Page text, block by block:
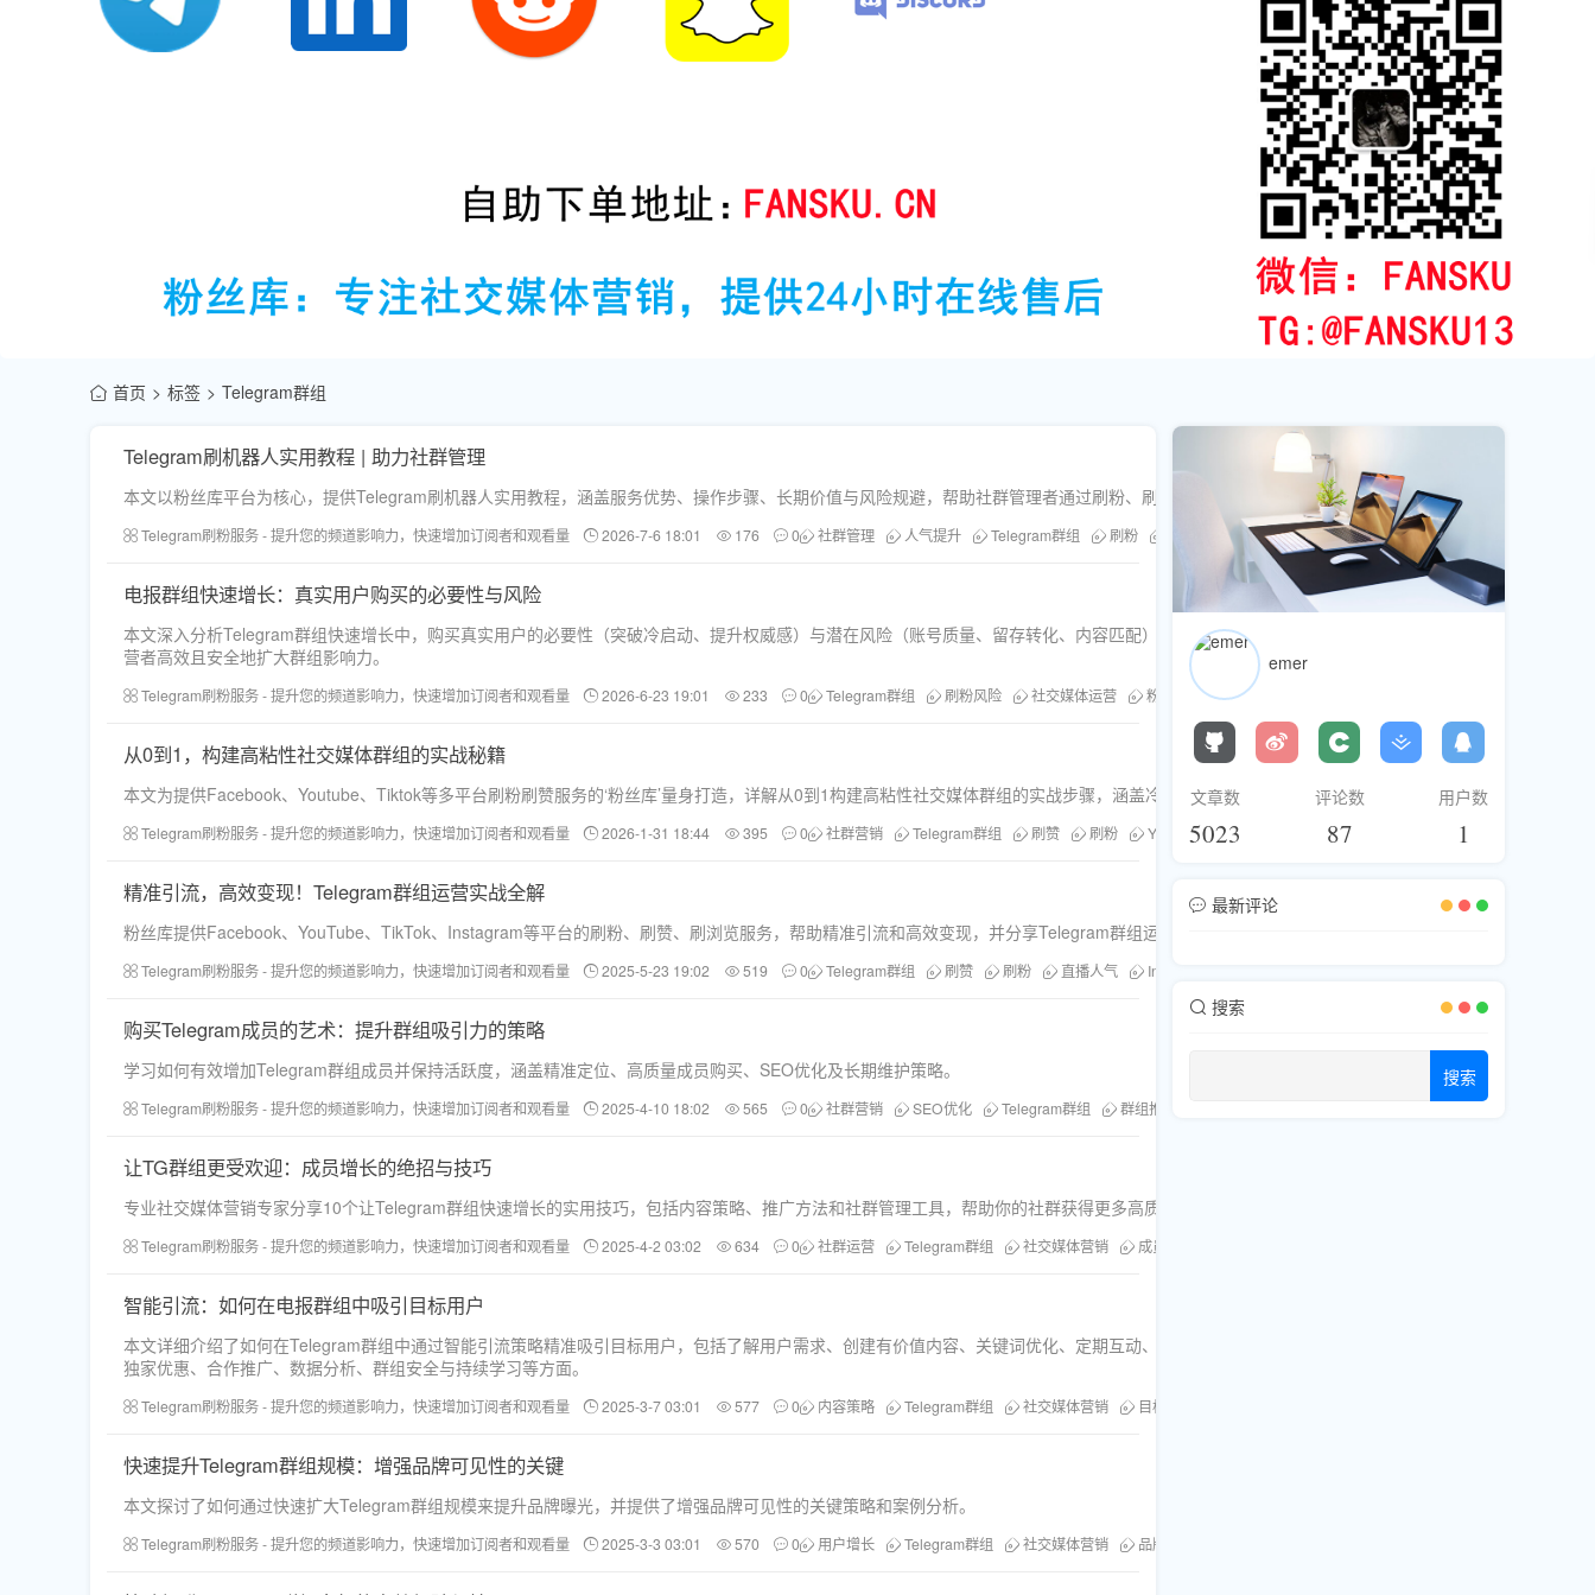
首页 标签 Telegram群组
Telegram刷机器人实用教程 | 助力社群管理
本文以粉丝库平台为核心，提供Telegram刷机器人实用教程，涵盖服务优势、操作步骤、长期价值与风险规避，帮助社群管理者通过刷粉、刷赞、刷浏览等业务高效提升人气与活跃度。
Telegram刷粉服务 - 提升您的频道影响力，快速增加订阅者和观看量 2026-7-6 18:01 176 0 社群管理 人气提升 Telegram群组 刷粉 刷浏览 刷点赞 Telegram服务
电报群组快速增长：真实用户购买的必要性与风险
本文深入分析Telegram群组快速增长中，购买真实用户的必要性（突破冷启动、提升权威感）与潜在风险（账号质量、留存转化、内容匹配）。结合粉丝库平台的专业服务，提供分阶段实操策略与风
营者高效且安全地扩大群组影响力。
Telegram刷粉服务 - 提升您的频道影响力，快速增加订阅者和观看量 2026-6-23 19:01 233 0 Telegram群组 刷粉风险 社交媒体运营 粉丝库 Telegram刷粉
从0到1，构建高粘性社交媒体群组的实战秘籍
本文为提供Facebook、Youtube、Tiktok等多平台刷粉刷赞服务的‘粉丝库’量身打造，详解从0到1构建高粘性社交媒体群组的实战步骤，涵盖冷启动、内容规划、互动激活与商业闭环，助力将流量服务
Telegram刷粉服务 - 提升您的频道影响力，快速增加订阅者和观看量 2026-1-31 18:44 395 0 社群营销 Telegram群组 刷赞 刷粉 YouTube增长 Twitter推广
精准引流，高效变现！Telegram群组运营实战全解
粉丝库提供Facebook、YouTube、TikTok、Instagram等平台的刷粉、刷赞、刷浏览服务，帮助精准引流和高效变现，并分享Telegram群组运营实战技巧。
Telegram刷粉服务 - 提升您的频道影响力，快速增加订阅者和观看量 2025-5-23 19:02 519 0 Telegram群组 刷赞 刷粉 直播人气 Instagram营销
购买Telegram成员的艺术：提升群组吸引力的策略
学习如何有效增加Telegram群组成员并保持活跃度，涵盖精准定位、高质量成员购买、SEO优化及长期维护策略。
Telegram刷粉服务 - 提升您的频道影响力，快速增加订阅者和观看量 2025-4-10 18:02 565 0 社群营销 SEO优化 Telegram群组 群组推广
让TG群组更受欢迎：成员增长的绝招与技巧
专业社交媒体营销专家分享10个让Telegram群组快速增长的实用技巧，包括内容策略、推广方法和社群管理工具，帮助你的社群获得更多高质量成员。
Telegram刷粉服务 - 提升您的频道影响力，快速增加订阅者和观看量 2025-4-2 03:02 634 0 社群运营 Telegram群组 社交媒体营销 成员增长
智能引流：如何在电报群组中吸引目标用户
本文详细介绍了如何在Telegram群组中通过智能引流策略精准吸引目标用户，包括了解用户需求、创建有价值内容、关键词优化、定期互动、社交媒体推广、
独家优惠、合作推广、数据分析、群组安全与持续学习等方面。
Telegram刷粉服务 - 提升您的频道影响力，快速增加订阅者和观看量 2025-3-7 03:01 577 0 内容策略 Telegram群组 社交媒体营销 目标用户
快速提升Telegram群组规模：增强品牌可见性的关键
本文探讨了如何通过快速扩大Telegram群组规模来提升品牌曝光，并提供了增强品牌可见性的关键策略和案例分析。
Telegram刷粉服务 - 提升您的频道影响力，快速增加订阅者和观看量 2025-3-3 03:01 570 0 用户增长 Telegram群组 社交媒体营销 品牌曝光
emer
文章数
5023
评论数
87
用户数
1
最新评论
搜索
搜索